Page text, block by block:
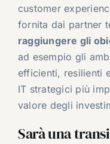
customer
fornita dai partner
raggiungere gli
ad esempio gli
efficienti, resilienti
IT strategici più
valore degli
Sarà una